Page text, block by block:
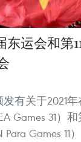
东运会和第
有关于2021年
Games 31）
Para Games 11